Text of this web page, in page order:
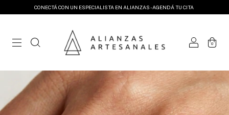
CONECTÁ CON UN ESPECIALISTA EN ALIANZAS - AGENDÁ TU CITA
0